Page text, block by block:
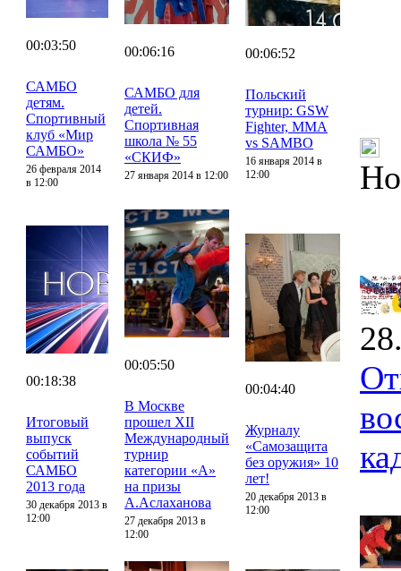
00:03:50
САМБО
детям.
Спортивный
клуб «Мир
САМБО»
26 февраля 2014
в 12:00
00:06:16
САМБО для
детей.
Спортивная
школа № 55
«СКИФ»
27 января 2014 в 12:00
00:06:52
Польский
турнир: GSW
Fighter, MMA
vs SAMBO
16 января 2014 в
12:00
00:18:38
Итоговый
выпуск
событий
САМБО
2013 года
30 декабря 2013 в
12:00
00:05:50
В Москве
прошел XII
Международный
турнир
категории «А»
на призы
А.Аслаханова
27 декабря 2013 в
12:00
00:04:40
Журналу
«Самозащита
без оружия» 10
лет!
20 декабря 2013 в
12:00